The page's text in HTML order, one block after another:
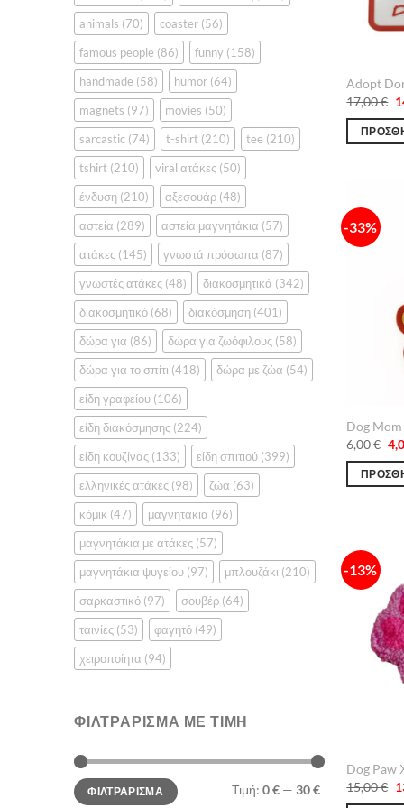
animals (70) coaster (56)
famous people (86) funny (158)
handmade (58) humor (64)
magnets (97) movies (50)
sarcastic (74) t-shirt (210) tee (210)
tshirt (210) viral ατάκες (50)
ένδυση (210) αξεσουάρ (48)
αστεία (289) αστεία μαγνητάκια (57)
ατάκες (145) γνωστά πρόσωπα (87)
γνωστές ατάκες (48) διακοσμητικά (342)
διακοσμητικό (68) διακόσμηση (401)
δώρα για (86) δώρα για ζωόφιλους (58)
δώρα για το σπίτι (418) δώρα με ζώα (54)
είδη γραφείου (106)
είδη διακόσμησης (224)
είδη κουζίνας (133) είδη σπιτιού (399)
ελληνικές ατάκες (98) ζώα (63)
κόμικ (47) μαγνητάκια (96)
μαγνητάκια με ατάκες (57)
μαγνητάκια ψυγείου (97) μπλουζάκι (210)
σαρκαστικό (97) σουβέρ (64)
ταινίες (53) φαγητό (49)
χειροποίητα (94)
ΦΙΛΤΡΆΡΙΣΜΑ ΜΕ ΤΙΜΉ
Ελάχιστη
τιμή
Μέγιστη
τιμήΦΙΛΤΡΆΡΙΣΜΑ Τιμή: 0 €— 30 €
Adopt
17,00€
-33%
Dog Mom
6,00€
-13%
Dog Paw
15,00€